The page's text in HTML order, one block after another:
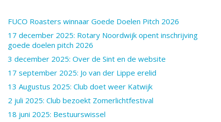
FUCO Roasters winnaar Goede Doelen Pitch 2026
17 december 2025: Rotary Noordwijk opent inschrijving
goede doelen pitch 2026
3 december 2025: Over de Sint en de website
17 september 2025: Jo van der Lippe erelid
13 Augustus 2025: Club doet weer Katwijk
2 juli 2025: Club bezoekt Zomerlichtfestival
18 juni 2025: Bestuurswissel